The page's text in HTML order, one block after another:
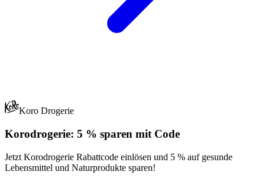
Koro Drogerie
Korodrogerie: 5 % sparen mit Code
Jetzt Korodrogerie Rabattcode einlösen und 5 % auf gesunde
Lebensmittel und Naturprodukte sparen!